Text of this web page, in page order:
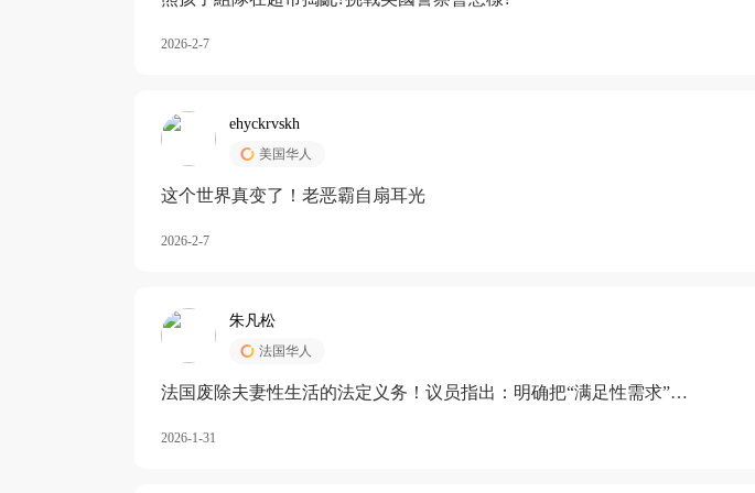
2026-2-7
ehyckrvskh
美国华人
这个世界真变了！老恶霸自扇耳光
2026-2-7
朱凡松
法国华人
法国废除夫妻性生活的法定义务！议员指出：明确把“满足性需求”排
2026-1-31